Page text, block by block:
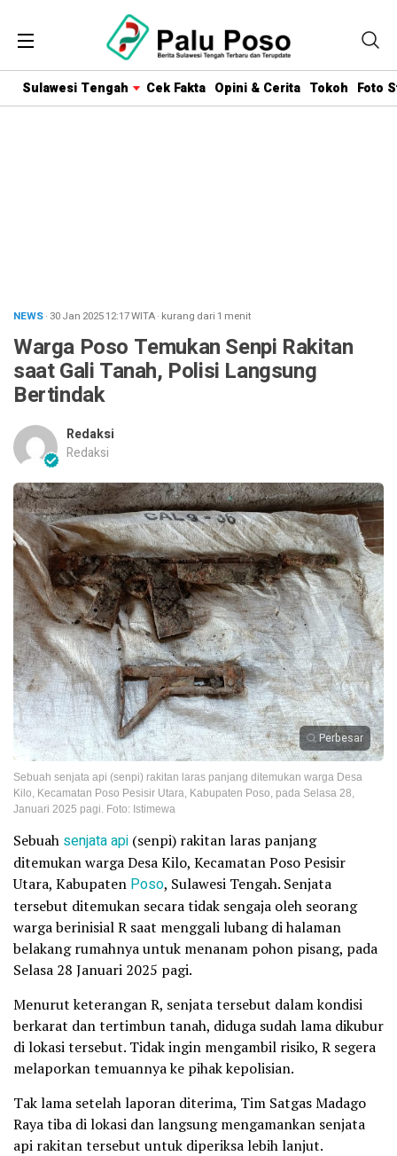
Sulawesi Tengah Cek Fakta Opini & Cerita Tokoh Foto
NEWS· 30 Jan 202512:17WITA· kurang dari 1 menit
Warga Poso Temukan Senpi Rakitan
saat Gali Tanah, Polisi Langsung
Bertindak
Redaksi
Redaksi
Perbesar
Sebuah senjata api (senpi) rakitan laras panjang ditemukan warga Desa
Kilo, Kecamatan Poso Pesisir Utara, Kabupaten Poso, pada Selasa 28,
Januari 2025 pagi. Foto: Istimewa
Sebuah senjata api (senpi) rakitan laras panjang
ditemukan warga Desa Kilo, Kecamatan Poso Pesisir
Utara, Kabupaten Poso, Sulawesi Tengah. Senjata
tersebut ditemukan secara tidak sengaja oleh seorang
warga berinisial R saat menggali lubang di halaman
belakang rumahnya untuk menanam pohon pisang, pada
Selasa 28 Januari 2025 pagi.
Menurut keterangan R, senjata tersebut dalam kondisi
berkarat dan tertimbun tanah, diduga sudah lama dikubur
di lokasi tersebut. Tidak ingin mengambil risiko, R segera
melaporkan temuannya ke pihak kepolisian.
Tak lama setelah laporan diterima, Tim Satgas Madago
Raya tiba di lokasi dan langsung mengamankan senjata
api rakitan tersebut untuk diperiksa lebih lanjut.